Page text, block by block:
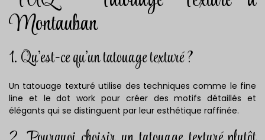
Montauban
1. Qu'est-ce qu'un tatouage texturé ?
Un tatouage texturé utilise des techniques comme le fine
line et le dot work pour créer des motifs détaillés et
élégants qui se distinguent par leur esthétique raffinée.